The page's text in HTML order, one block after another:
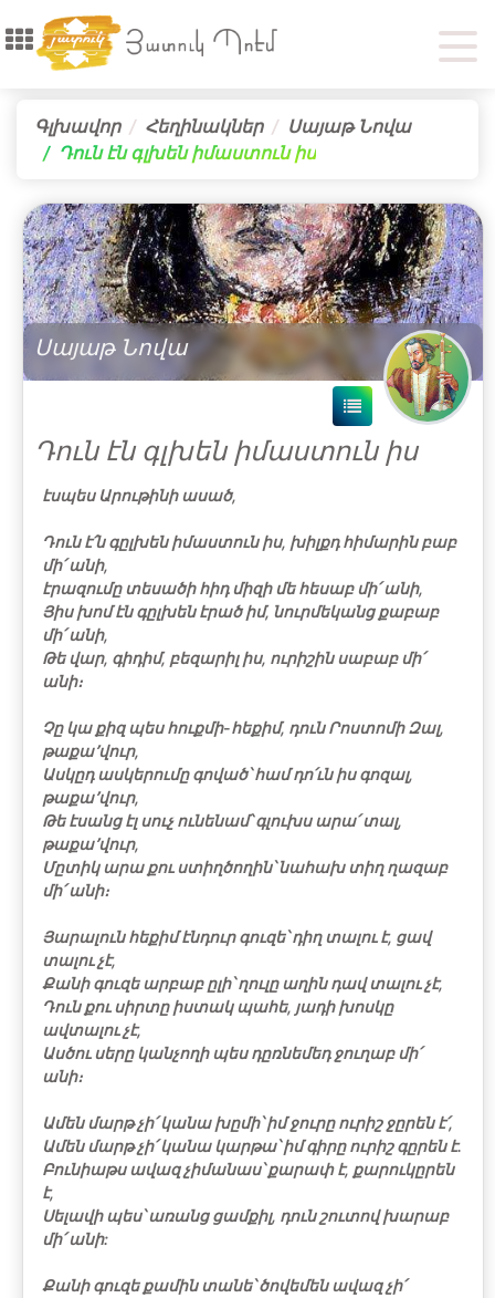
Գլխավոր Հեղինակներ
Սայաթ Նովա
Դուն էն գլխեն իմաստուն իս
Սայաթ Նովա
Դուն էն գլխեն իմաստուն իս
էսպես Արութինի ասած,
Դուն է՛ն գըլխեն իմաստուն իս, խիլքդ հիմարին բաբ
մի՛ անի,
էրազումը տեսածի հիդ միզի մե հեսաբ մի՛ անի,
Յիս խոմ էն գըլխեն էրած իմ, նուրմեկանց քաբաբ
մի՛ անի,
Թե վար, գիդիմ, բեզարիլ իս, ուրիշին սաբաբ մի՛
անի։
Չը կա քիզ պես հուքմի-հեքիմ, դուն Րոստոմի Զալ,
թաքա՚վուր,
Ասկըդ ասկերումը գոված՝ համ դո՛ւն իս գոզալ,
թաքա՚վուր,
Թե էսանց էլ սուչ ունենամ՝ գլուխս արա՛ տալ,
թաքա՚վուր,
Մըտիկ արա քու ստիղծողին՝ նահախ տիղ ղազաբ
մի՛ անի։
Յարալուն հեքիմ էնդուր գուզե՝ դիղ տալու է, ցավ
տալու չէ,
Քանի գուզե արբաբ ըլի՝ ղուլը աղին դավ տալու չէ,
Դուն քու սիրտը իստակ պահե, յադի խոսկը
ավտալու չէ,
Ասծու սերը կանչողի պես դըռնեմեդ ջուղաբ մի՛
անի։
Ամեն մարթ չի՛ կանա խըմի՝ իմ ջուրը ուրիշ ջըրեն է՛,
Ամեն մարթ չի՛ կանա կարթա՝ իմ գիրը ուրիշ գըրեն է.
Բունիաթս ավազ չիմանաս՝ քարափ է, քարուկըրեն
է,
Սելավի պես՝ առանց ցամքիլ, դուն շուտով խարաբ
մի՛ անի:
Քանի գուզե քամին տանե՝ ծովեմեն ավազ չի՛